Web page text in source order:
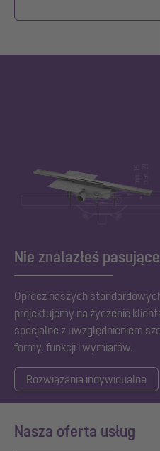
Nie znalazłeś
Oprócz naszych
projektujemy na życzenie
specjalne z uwzględnieniem
formy, funkcji i wymiarów.
Rozwiązania indywidualne
Nasza oferta usług